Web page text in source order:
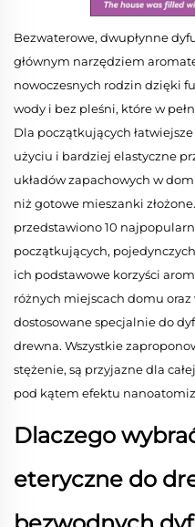
Bezwaterowe, dwupłynne
głównym narzędziem
nowoczesnych rodzin dzięki
wody i bez pleśni, które w
Dla początkujących
użyciu i bardziej elastyczne
układów zapachowych w
niż gotowe mieszanki
przedstawiono 10
początkujących,
ich podstawowe korzyści
różnych miejscach domu
dostosowane specjalnie do
drewna. Wszystkie
stężenie, są przyjazne dla
pod kątem efektu
Dlaczego
eteryczne do